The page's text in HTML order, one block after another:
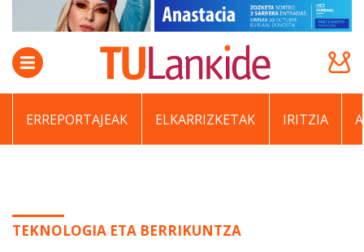
ERREPORTAJEAK ELKARRIZKETAK IRITZIA
TEKNOLOGIA ETA BERRIKUNTZA